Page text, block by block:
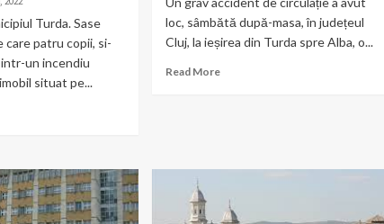
Turda. Sase
care patru copii, si-
un incendiu
situat pe...
loc, sâmbătă după-masa, în județeul
Cluj, la ieșirea din Turda spre Alba, o...
Read More